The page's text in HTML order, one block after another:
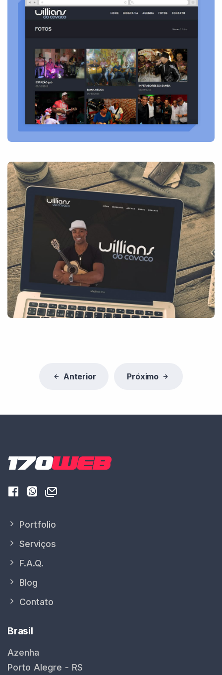
Anterior Próximo
Portfolio
Serviços
F.A.Q.
Blog
Contato
Brasil
Azenha
Porto Alegre - RS